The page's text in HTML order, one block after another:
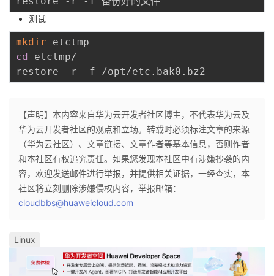
测试
mkdir
cd
etctmp/
【声明】本内容来自华为云开发者社区博主，不代表华为云及
华为云开发者社区的观点和立场。转载时必须标注文章的来源
（华为云社区）、文章链接、文章作者等基本信息，否则作者
和本社区有权追究责任。如果您发现本社区中有涉嫌抄袭的内
容，欢迎发送邮件进行举报，并提供相关证据，一经查实，本
社区将立刻删除涉嫌侵权内容，举报邮箱：
cloudbbs@huaweicloud.com
Linux